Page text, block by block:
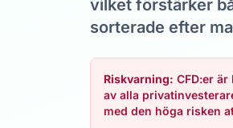
vilket förstärker
sorterade efter
Riskvarning: CFD:er
av alla
med den höga risken